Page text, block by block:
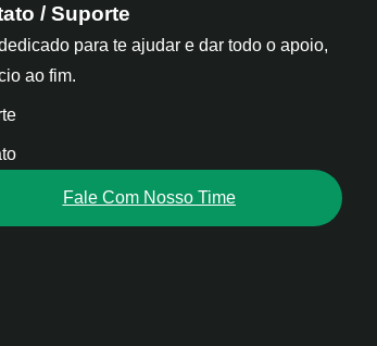
/ Suporte
para te ajudar e dar todo o apoio,
ao fim.
Fale Com Nosso Time